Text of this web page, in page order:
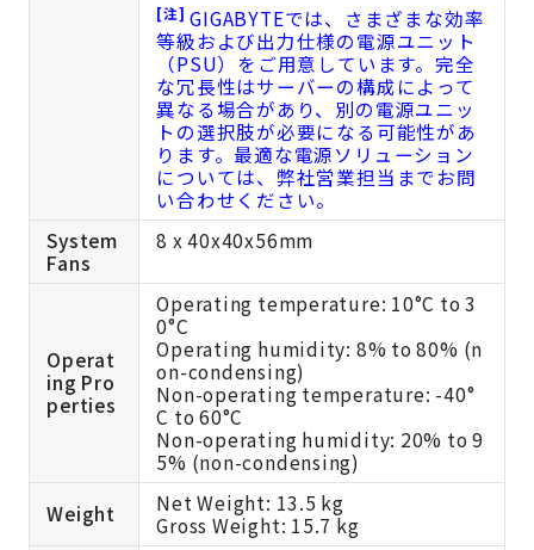
[注]GIGABYTEでは、さまざまな効率
等級および出力仕様の電源ユニット
（PSU）をご用意しています。完全
な冗長性はサーバーの構成によって
異なる場合があり、別の電源ユニッ
トの選択肢が必要になる可能性があ
ります。最適な電源ソリューション
については、弊社営業担当までお問
い合わせください。
System
Fans
8 x 40x40x56mm
Operat
ing Pro
perties
Operating temperature: 10°C to 3
0°C
Operating humidity: 8% to 80% (n
on-condensing)
Non-operating temperature: -40°
C to 60°C
Non-operating humidity: 20% to 9
5% (non-condensing)
Weight
Net Weight: 13.5 kg
Gross Weight: 15.7 kg